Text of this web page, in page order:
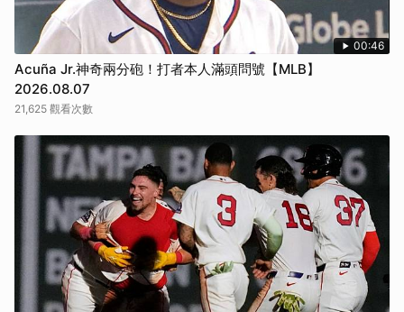
00:46
Acuña Jr.神奇兩分砲！打者本人滿頭問號【MLB】
2026.08.07
21,625 觀看次數